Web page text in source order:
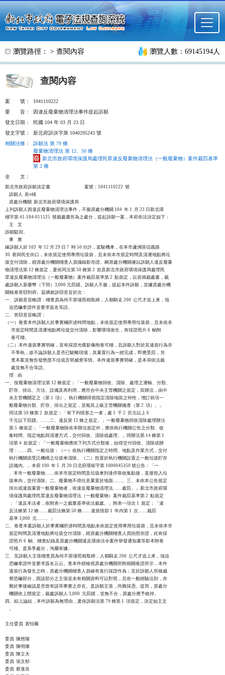
跳至主要內容
瀏覽路徑： > 查閱內容 瀏覽人數：69145194人
查閱內容
案 號：
1041110222
要
旨：
因違反廢棄物清理法事件提起訴願
發文日期：
民國 104 年 03 月 23 日
發文字號：
新北府訴決字第 1040295243 號
相關法條 ：
訴願法 第 79 條
廢棄物清理法 第 12、50 條
新北市政府環境保護局處理民眾違反廢棄物清理法（一般廢棄物）案件裁罰基準
第 2 條
全
文：
新北市政府訴願決定書                                  案號：1041110222  號
    訴願人  吳○雄
    原處分機關  新北市政府環境保護局
上列訴願人因違反廢棄物清理法事件，不服原處分機關 104  年 1  月 23 日新北環
稽字第 41-104-011525  號裁處書所為之處分，提起訴願一案，本府依法決定如下：
    主    文
訴願駁回。
    事    實
緣訴願人於 103  年 12 月 29 日 7  時 50 分許，駕駛機車，在本市蘆洲區信義路
30  巷與民生街口，未依規定使用專用垃圾袋，且未依本市規定時間及清運地點將垃
圾交付清除，經原處分機關稽查人員攝錄影存證。嗣原處分機關遂以訴願人違反廢棄
物清理法第 12 條規定，爰依同法第 50 條第 2  款及新北市政府環境保護局處理民
眾違反廢棄物清理法（一般廢棄物）案件裁罰基準第 2  點規定，以首揭裁處書，裁
處訴願人新臺幣（下同）3,000 元罰鍰。訴願人不服，提起本件訴願，並據原處分機
關檢卷答辯到府。茲摘敘訴辯意旨於次：
一、訴願意旨略謂：稽查員為何不當場照相取締，人都騎走 200  公尺才追上來，強
    迫恐嚇拿證件並要求簽名等語。
二、答辯意旨略謂：
（一）卷查本件訴願人於事實欄所述時間地點，未依規定使用專用垃圾袋，且未依本
      市規定時間及清運地點將垃圾交付清除，影響環境衛生，有採證照片 6  幀附
      卷可稽。
（二）本件違規事實明確，並有採證光碟影像附卷可稽，且訴願人對於其違規行為亦
      不爭執，故不論訴願人是否已駛離現場，其棄置行為一經完成，即應受罰，另
      查本案並無告發態度不佳或言明威脅等情。本件違規事實明確，是本局依法裁
      處並無不合等語。
    理    由
一、按廢棄物清理法第 12 條規定：「一般廢棄物回收、清除、處理之運輸、分類、
    貯存、排出、方法、設備及再利用，應符合中央主管機關之規定，其辦法，由中
    央主管機關定之（第 1  項）。執行機關得視指定清除地區之特性，增訂前項一
    般廢棄物分類、貯存、排出之規定，並報其上級主管機關備查（第 2  項）。」
    同法第 50 條第 2  款規定：「有下列情形之一者，處 1  千 2  百元以上 6
    千元以下罰鍰。……二、違反第 12 條之規定。」一般廢棄物回收清除處理辦法
    第 5  條規定：「一般廢棄物除依本辦法規定外，應依執行機關公告之分類、收
    集時間、指定地點與清運方式，交付回收、清除或處理。」同辦法第 14 條第 1
    項第 4  款規定：「一般廢棄物應依下列方式分類後，始得交付回收、清除或辦
    理：……四、一般垃圾：（一）依執行機關指定之時間、地點及作業方式，交付
    執行機關或受託機構之垃圾車清除。（二）投置於執行機關設置之一般垃圾貯存
    設備內。」本府 100  年 5  月 20 日北府環衛字第 1000045350 號公告：「一
    、本市一般廢棄物……依本市規定時間及垃圾車到達停靠收集點後，直接投入垃
    圾車內，交付清除。二、廢棄物不得任意棄置於地面……。三、未依本公告規定
    排出或違規棄置一般廢棄物者，依違反廢棄物清理法……處罰。」新北市政府環
    境保護局處理民眾違反廢棄物清理法（一般廢棄物）案件裁罰基準第 2  點規定
    ：「違反本法者，依附表一之裁量基準依法裁處。」附表一項次 1  規定：「違
    反法條第 12 條……裁罰法條第 50 條……違規情節 1  年內第 1  次……裁罰
    基準 3,000  元……。」
二、卷查本案訴願人於事實欄所述時間及地點未依規定使用專用垃圾袋，且未依本市
    規定時間及清運地點將垃圾交付清除，經原處分機關稽查人員拍照存證，此有採
    證照片 6  幀、稽查紀錄及原處分機關違反環保法令案件舉發通知書等影本附卷
    可稽。是系爭處分，洵屬有據。
三、至訴願人主張稽查員為何不當場照相取締，人都騎走 200  公尺才追上來，強迫
    恐嚇拿證件並要求簽名云云。查本件經檢視原處分機關所附相關卷證所示，本件
    違規行為發生之時，原處分機關稽查人員確有進行採證作為；至於訴願人所稱威
    脅恐嚇部分，因該部分之主張並未有相關資料可以對照，且依一般經驗法則，亦
    難於事後確認是否曾有該等事實之存在。是訴願主張，尚難採憑。從而，原處分
    機關依上開規定，裁處訴願人 3,000  元罰鍰，並無不合，原處分應予維持。
四、綜上論結，本件訴願為無理由，爰依訴願法第 79 條第 1  項規定，決定如主文
    。
主任委員  黃怡騰
委員  陳慈陽
委員  陳明燦
委員  陳立夫
委員  張文郁
委員  蔡進良